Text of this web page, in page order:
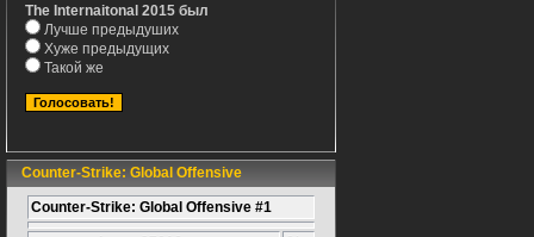
The Internaitonal 2015 был
Лучше предыдуших
Хуже предыдущих
Такой же
Counter-Strike: Global Offensive
Counter-Strike: Global Offensive #1